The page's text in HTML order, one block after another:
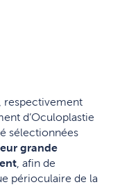
, respectivement
d’Oculoplastie
sélectionnées
grande
, afin de
périoculaire de la